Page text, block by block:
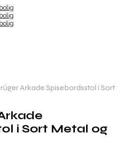
Arkade Spisebordsstol i Sort
i Sort Metal og